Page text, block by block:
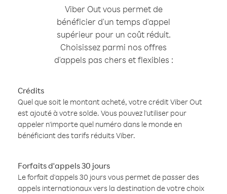
Viber Out vous permet de
bénéficier d'un temps d'appel
supérieur pour un coût réduit.
Choisissez parmi nos offres
d'appels pas chers et flexibles :
Crédits
Quel que soit le montant acheté, votre crédit Viber Out
est ajouté à votre solde. Vous pouvez l'utiliser pour
appeler n'importe quel numéro dans le monde en
bénéficiant des tarifs réduits Viber.
Forfaits d'appels 30 jours
Le forfait d'appels 30 jours vous permet de passer des
appels internationaux vers la destination de votre choix